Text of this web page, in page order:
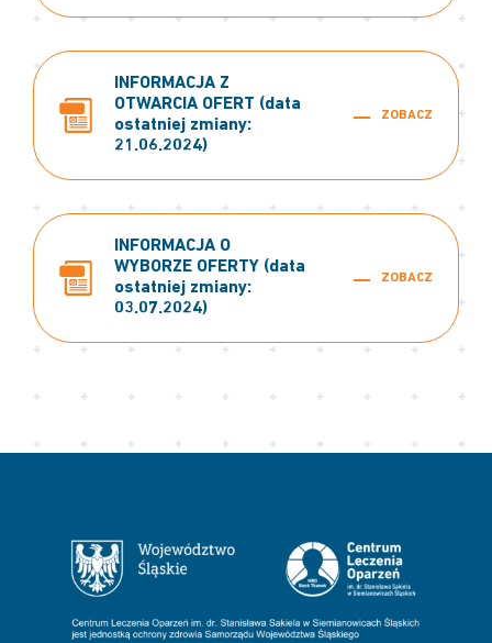
INFORMACJA Z
OTWARCIA OFERT (data
ostatniej zmiany:
21.06.2024)
ZOBACZ
INFORMACJA O
WYBORZE OFERTY (data
ostatniej zmiany:
03.07.2024)
ZOBACZ